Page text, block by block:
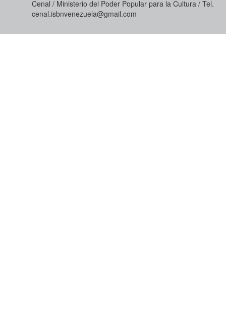
Cenal / Ministerio del Poder Popular para la Cultura / Tel.
cenal.isbnvenezuela@gmail.com